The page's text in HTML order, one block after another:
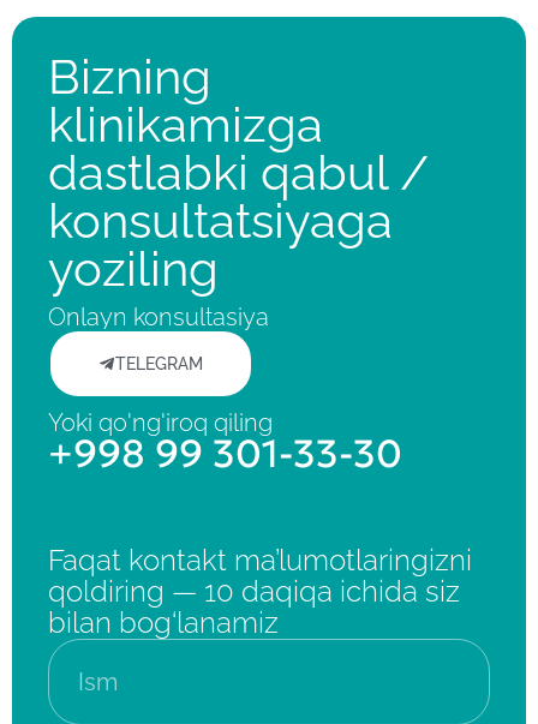
Bizning
klinikamizga
dastlabki qabul /
konsultatsiyaga
yoziling
Onlayn konsultasiya
TELEGRAM
Yoki qo'ng'iroq qiling
+998 99 301-33-30
Faqat kontakt ma’lumotlaringizni
qoldiring — 10 daqiqa ichida siz
bilan bog‘lanamiz